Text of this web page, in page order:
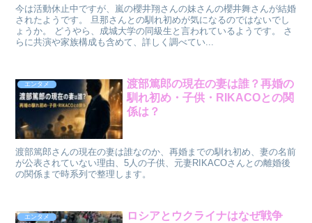
今は活動休止中ですが、嵐の櫻井翔さんの妹さんの櫻井舞さんが結婚
されたようです。 旦那さんとの馴れ初めが気になるのではないでし
ょうか。 どうやら、成城大学の同級生と言われているようです。 さ
らに共演や家族構成も含めて、詳しく調べてい...
エンタメ
渡部篤郎の現在の妻は誰？再婚の
馴れ初め・子供・RIKACOとの関
係は？
渡部篤郎さんの現在の妻は誰なのか、再婚までの馴れ初め、妻の名前
が公表されていない理由、5人の子供、元妻RIKACOさんとの離婚後
の関係まで時系列で整理します。
エンタメ
ロシアとウクライナはなぜ戦争